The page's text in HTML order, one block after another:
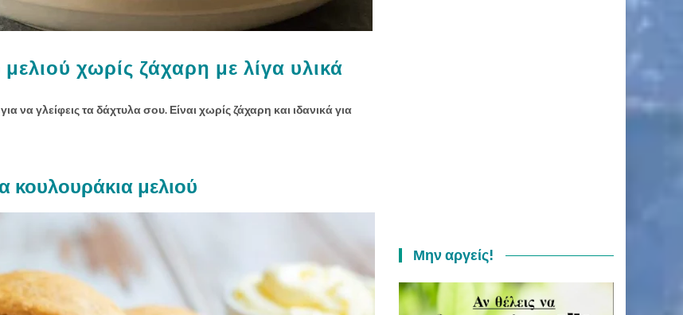
χωρίς ζάχαρη με λίγα υλικά
να γλείφεις τα δάχτυλα σου. Είναι χωρίς ζάχαρη και ιδανικά για
κουλουράκια μελιού
Μην αργείς!